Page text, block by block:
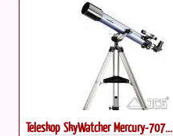
Teleskop SkyWatcher Mercury-707...